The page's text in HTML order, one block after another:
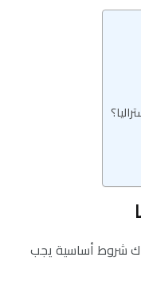
شروط أساسية يجب